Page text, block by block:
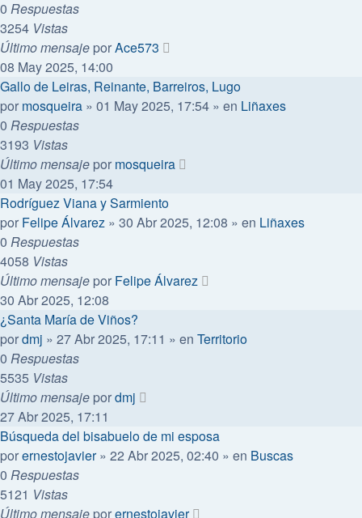
0 Respuestas
3254 Vistas
Último mensaje porAce573
08 May 2025, 14:00
Gallo de Leiras, Reinante, Barreiros, Lugo
por mosqueira » 01 May 2025, 17:54 » en Liñaxes
0 Respuestas
3193 Vistas
Último mensaje por mosqueira
01 May 2025, 17:54
Rodríguez Viana y Sarmiento
por Felipe Álvarez » 30 Abr 2025, 12:08 » en Liñaxes
0 Respuestas
4058 Vistas
Último mensaje por Felipe Álvarez
30 Abr 2025, 12:08
¿Santa María de Viños?
pordmj » 27 Abr 2025, 17:11 » en Territorio
0 Respuestas
5535 Vistas
Último mensaje pordmj
27 Abr 2025, 17:11
Búsqueda del bisabuelo de mi esposa
porernestojavier» 22 Abr 2025, 02:40 » en Buscas
0 Respuestas
5121 Vistas
Último mensaje porernestojavier